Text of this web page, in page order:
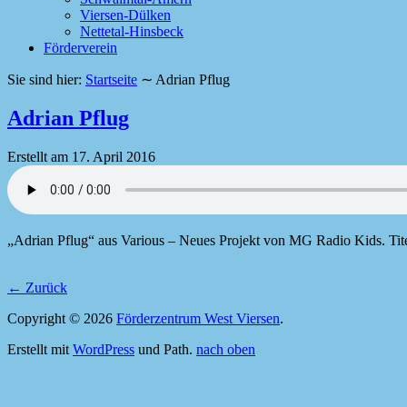
Viersen-Dülken
Nettetal-Hinsbeck
Förderverein
Sie sind hier: Startseite ∼ Adrian Pflug
Adrian Pflug
Erstellt am 17. April 2016
„Adrian Pflug“ aus Various – Neues Projekt von MG Radio Kids.
← Zurück
Copyright © 2026 Förderzentrum West Viersen.
Erstellt mit WordPress und Path. nach oben